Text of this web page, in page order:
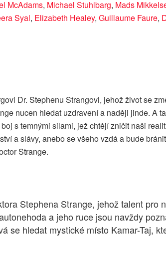
McAdams, Michael Stuhlbarg, Mads
Syal, Elizabeth Healey, Guillaume Faure,
Dr. Stephenu Strangovi, jehož život se
nucen hledat uzdravení a naději jinde. A
s temnými silami, jež chtějí zničit naši
a slávy, anebo se všeho vzdá a bude
Strange.
Stephena Strange, jehož talent
a jeho ruce jsou navždy
se hledat mystické místo Kamar-Taj,